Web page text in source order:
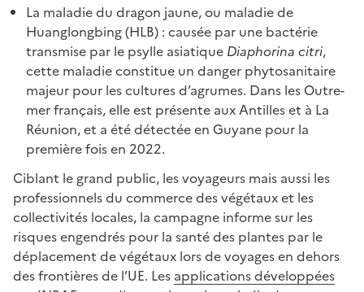
La maladie du dragon jaune, ou maladie de
Huanglongbing (HLB) : causée par une bactérie
transmise par le psylle asiatique Diaphorina citri,
cette maladie constitue un danger phytosanitaire
majeur pour les cultures d’agrumes. Dans les Outre-
mer français, elle est présente aux Antilles et à La
Réunion, et a été détectée en Guyane pour la
première fois en 2022.
Ciblant le grand public, les voyageurs mais aussi les
professionnels du commerce des végétaux et les
collectivités locales, la campagne informe sur les
risques engendrés pour la santé des plantes par le
déplacement de végétaux lors de voyages en dehors
des frontières de l’UE. Les applications développées